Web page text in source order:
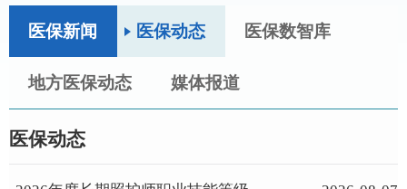
医保新闻 医保动态 医保数智库
地方医保动态 媒体报道
医保动态